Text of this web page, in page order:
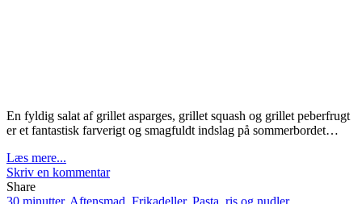
En fyldig salat af grillet asparges, grillet squash og grillet peberfrugt
er et fantastisk farverigt og smagfuldt indslag på sommerbordet…
Læs mere...
Skriv en kommentar
Share